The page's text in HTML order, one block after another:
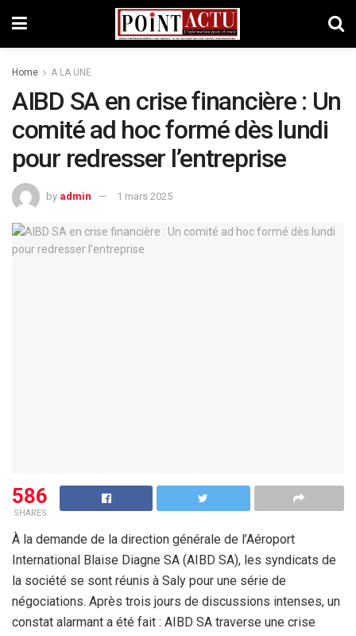
Home A LA UNE
AIBD SA en crise financière : Un
comité ad hoc formé dès lundi
pour redresser l’entreprise
by admin 1 mars 2025
586
SHARES
À la demande de la direction générale de l’Aéroport
International Blaise Diagne SA (AIBD SA), les syndicats de
la société se sont réunis à Saly pour une série de
négociations. Après trois jours de discussions intenses, un
constat alarmant a été fait : AIBD SA traverse une crise